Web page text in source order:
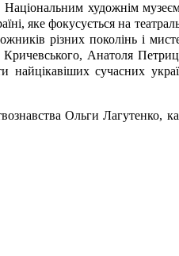
художнім
яке фокусується на
різних поколінь і
Кричевського, Анатоля
сучасних
Ольги Лагутенко,